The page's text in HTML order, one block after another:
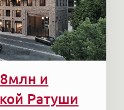
и
Ратуши